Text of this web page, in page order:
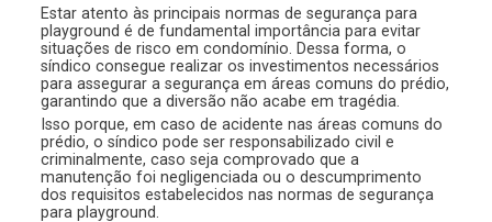
Estar atento às principais normas de segurança para
playground é de fundamental importância para evitar
situações de risco em condomínio. Dessa forma, o
síndico consegue realizar os investimentos necessários
para assegurar a segurança em áreas comuns do prédio,
garantindo que a diversão não acabe em tragédia.
Isso porque, em caso de acidente nas áreas comuns do
prédio, o síndico pode ser responsabilizado civil e
criminalmente, caso seja comprovado que a
manutenção foi negligenciada ou o descumprimento
dos requisitos estabelecidos nas normas de segurança
para playground.